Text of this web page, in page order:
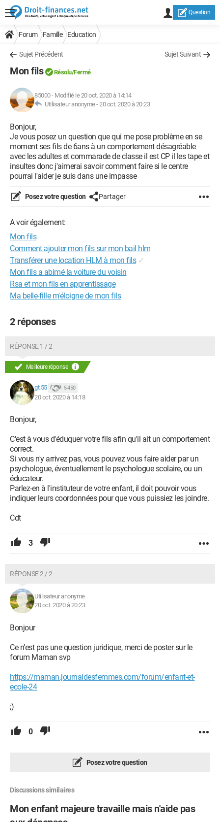
Question
Forum Famille Education
Sujet Précédent Sujet Suivant
Mon fils Résolu/Fermé
85000- Modifié le 20 oct. 2020 à 14:14
Utilisateur anonyme -20 oct. 2020 à 20:23
Bonjour,
Je vous posez un question que qui me pose problème en se
moment ses fils de 6ans à un comportement désagréable
avec les adultes et commarade de classe il est CP il les tape et
insultes donc j'aimerai savoir comment faire si le centre
pourrai l'aider je suis dans une impasse
Posez votre question Partager
A voir également:
Mon fils
Comment ajouter mon fils sur mon bail hlm
Transférer une location HLM à mon fils ✓
Mon fils a abimé la voiture du voisin
Rsa et mon fils en apprentissage
Ma belle-fille m'éloigne de mon fils
2 réponses
RÉPONSE 1 / 2
Meilleure réponse
gt.55 5 450
20 oct. 2020 à 14:18
Bonjour,
C'est à vous d'éduquer votre fils afin qu'il ait un comportement
correct.
Si vous n'y arrivez pas, vous pouvez vous faire aider par un
psychologue, éventuellement le psychologue scolaire, ou un
éducateur.
Parlez-en à l'instituteur de votre enfant, il doit pouvoir vous
indiquer leurs coordonnées pour que vous puissiez les joindre.
Cdt
3
RÉPONSE 2 / 2
Utilisateur anonyme
20 oct. 2020 à 20:23
Bonjour
Ce n’est pas une question juridique, merci de poster sur le
forum Maman svp
https://maman.journaldesfemmes.com/forum/enfant-et-
ecole-24
;)
0
Posez votre question
Discussions similaires
Mon enfant majeure travaille mais n'aide pas